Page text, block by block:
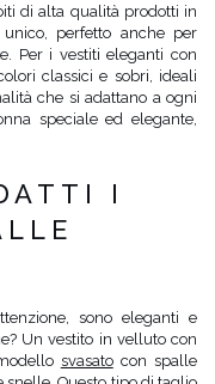
di alta qualità prodotti in
perfetto anche per
Per i vestiti eleganti con
classici e sobri, ideali
che si adattano a ogni
speciale ed elegante,
I
sono eleganti e
Un vestito in velluto con
svasatocon spalle